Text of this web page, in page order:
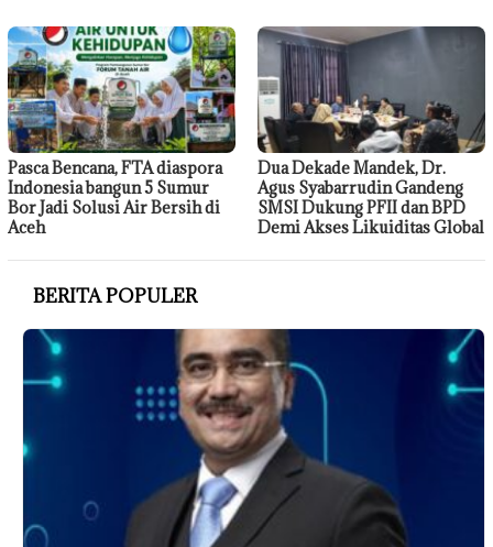
Pasca Bencana, FTA diaspora
Indonesia bangun 5 Sumur
Bor Jadi Solusi Air Bersih di
Aceh
Dua Dekade Mandek, Dr.
Agus Syabarrudin Gandeng
SMSI Dukung PFII dan BPD
Demi Akses Likuiditas Global
BERITA POPULER